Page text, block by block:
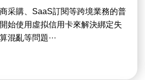
采購、SaaS訂閱等跨境業務的普
始使用虛拟信用卡來解決綁定失
混亂等問題···